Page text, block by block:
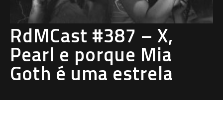
RdMCast #387 – X,
Pearl e porque Mia
Goth é uma estrela